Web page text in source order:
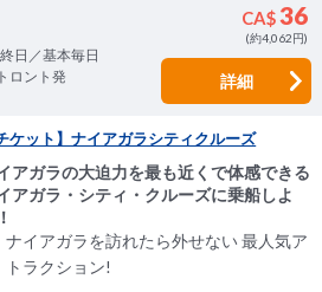
CA$36
(約4,062円)
終日／基本毎日
トロント発
詳細
チケット】ナイアガラシティクルーズ
アガラの大迫力を最も近くで体感できる
アガラ・シティ・クルーズに乗船しよ
ナイアガラを訪れたら外せない 最人気ア
トラクション!